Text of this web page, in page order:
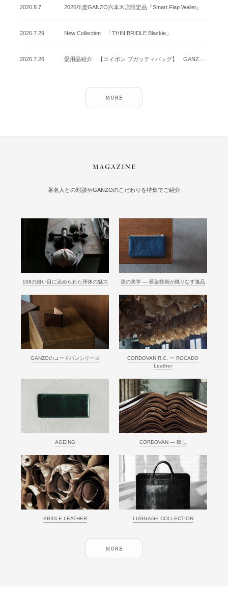
2026.8.7 2026年度GANZO六本木店限定品『Smart Flap Wallet』
2026.7.29 New Collection 「THIN BRIDLE Blackie」
2026.7.26
著名人との対談やGANZOのこだわりを特集でご紹介
108の縫い目に込められた球体の魅力 染の美学 ― 藍染技術が織りなす逸品
GANZOのコードバンシリーズ
CORDOVAN R.C. ー ROCADO
Leather
AGEING CORDOVAN ― 鞣し
BRIDLE LEATHER LUGGAGE COLLECTION